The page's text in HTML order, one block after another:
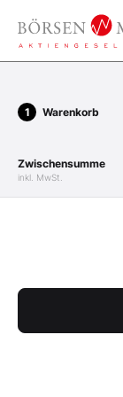
Warenkorb
Zwischensumme
inkl. MwSt.